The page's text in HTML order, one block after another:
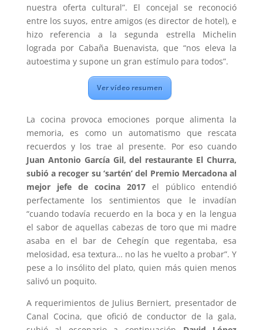
nuestra oferta cultural”. El concejal se reconoció
entre los suyos, entre amigos (es director de hotel), e
hizo referencia a la segunda estrella Michelin
lograda por Cabaña Buenavista, que “nos eleva la
autoestima y supone un gran estímulo para todos”.
Ver vídeo resumen
La cocina provoca emociones porque alimenta la
memoria, es como un automatismo que rescata
recuerdos y los trae al presente. Por eso cuando
Juan Antonio García Gil, del restaurante El Churra,
subió a recoger su ‘sartén’ del Premio Mercadona al
mejor jefe de cocina 2017 el público entendió
perfectamente los sentimientos que le invadían
“cuando todavía recuerdo en la boca y en la lengua
el sabor de aquellas cabezas de toro que mi madre
asaba en el bar de Cehegín que regentaba, esa
melosidad, esa textura… no las he vuelto a probar”. Y
pese a lo insólito del plato, quien más quien menos
salivó un poquito.
A requerimientos de Julius Berniert, presentador de
Canal Cocina, que ofició de conductor de la gala,